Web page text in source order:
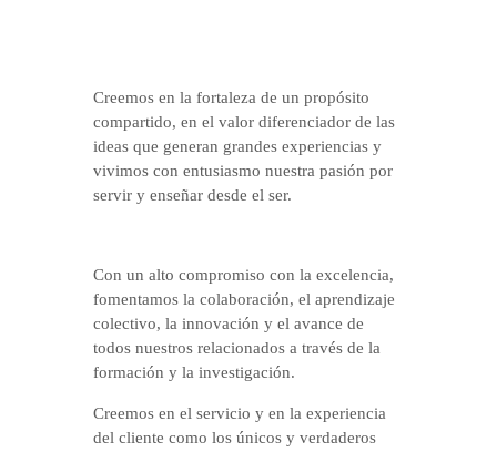
Creemos en la fortaleza de un propósito
compartido, en el valor diferenciador de las
ideas que generan grandes experiencias y
vivimos con entusiasmo nuestra pasión por
servir y enseñar desde el ser.
Con un alto compromiso con la excelencia,
fomentamos la colaboración, el aprendizaje
colectivo, la innovación y el avance de
todos nuestros relacionados a través de la
formación y la investigación.
Creemos en el servicio y en la experiencia
del cliente como los únicos y verdaderos